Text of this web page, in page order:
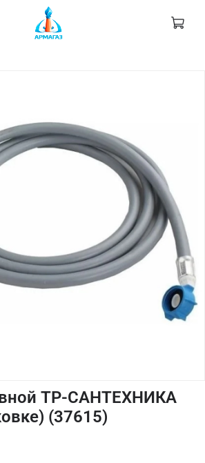
ТР-САНТЕХНИКА
(37615)